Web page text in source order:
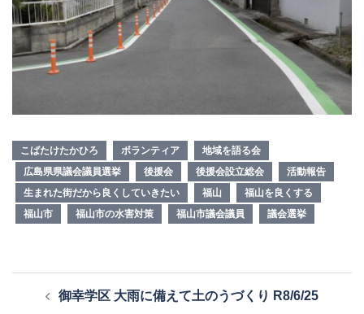
こばたけたかひろ ボランティア
地域を語る会
広島県県議会議員選挙
後援会 後援会設立総会
活動報告
生まれた街だから良くしていきたい
福山
福山を良くする
福山市
福山市の水害対策 福山市議会議員 議会選挙
御幸学区 大雨に備えて土のうづくり R8/6/25